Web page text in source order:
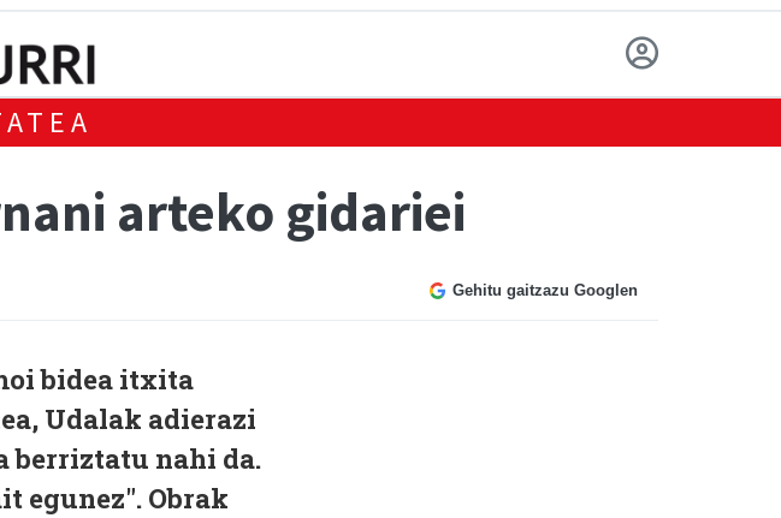
arteko gidariei
Gehitu gaitzazu Googlen
bidea itxita
Udalak adierazi
berriztatu nahi da.
egunez". Obrak